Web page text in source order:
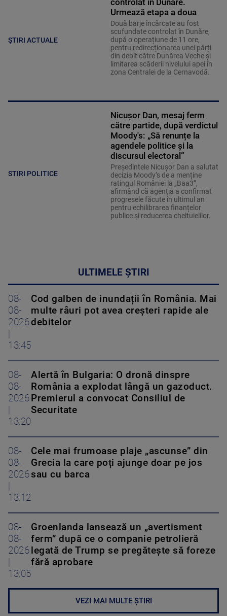
ȘTIRI ACTUALE
Urmează etapa a doua
Două barje încărcate au fost
scufundate controlat în Dunăre,
după o operațiune de 11 ore,
pentru redirecționarea unei părți
din debit către Dunărea Veche și
limitarea scăderii nivelului apei în
zona Centralei de la Cernavodă.
STIRI POLITICE
Nicușor Dan, mesaj ferm
către partide, după verdictul
Moody's: „Să renunțe la
agendele politice şi la
discursul electoral”
Președintele Nicușor Dan a salutat
decizia Moody’s de a menține
ratingul României la „Baa3”,
afirmând că agenția a confirmat
progresele făcute în ultimul an
pentru echilibrarea finanțelor
publice și reducerea cheltuielilor.
ULTIMELE ȘTIRI
08-
08-
2026
13:45
Cod galben de inundații în România. Mai
multe râuri pot avea creșteri rapide ale
debitelor
08-
08-
2026
13:20
Alertă în Bulgaria: O dronă dinspre
România a explodat lângă un gazoduct.
Premierul a convocat Consiliul de
Securitate
08-
08-
2026
13:12
Cele mai frumoase plaje „ascunse” din
Grecia la care poți ajunge doar pe jos
sau cu barca
08-
08-
2026
13:05
Groenlanda lansează un „avertisment
ferm” după ce o companie petrolieră
legată de Trump se pregătește să foreze
fără aprobare
VEZI MAI MULTE ȘTIRI